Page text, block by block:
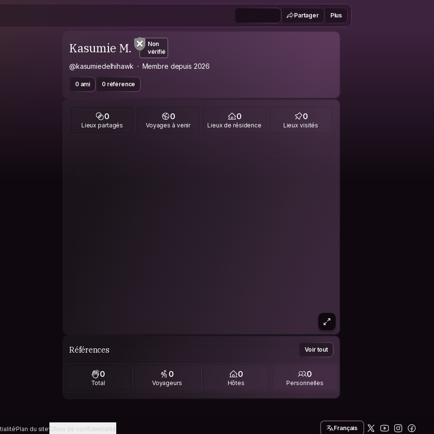
Partager Plus
Kasumie M.
Non
vérifié
@kasumiedelhihawk Membre depuis 2026
0 ami 0 référence
0
Lieux partagés
0
Voyages à venir
0
Lieux de résidence
0
Lieux visités
Références Voir tout
0
Total
0
Voyageurs
0
Hôtes
0
Personnelles
Plan du siteChoix de confidentialité Français